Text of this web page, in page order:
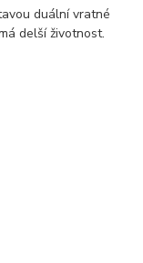
duální vratné
delší životnost.